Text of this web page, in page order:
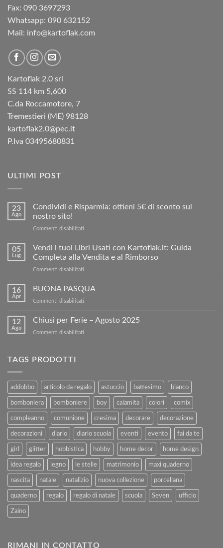
Fax: 090 3697293‬
Whatsapp: 090 632152
Mail: info@kartoflak.com
Kartoflak 2.0 srl
SS 114 km 5,600
C.da Roccamotore, 7
Tremestieri (ME) 98128
kartoflak2.0@pec.it
P.Iva 03495680831
ULTIMI POST
23
Ago
Condividi e Risparmia: ottieni 5€ di sconto sul
nostro sito!
Commenti disabilitati
Risparmia:
sconto
05
Lug
Vendi i tuoi Libri Usati con Kartoflak.it: Guida
Completa alla Vendita e al Rimborso
Commenti disabilitati
i
tuoi
con
Rimborso
16
Apr
BUONA PASQUA
Commenti disabilitati
PASQUA
12
Ago
Chiusi per Ferie – Agosto 2025
Commenti disabilitati
2025
TAGS PRODOTTI
addobbo articolo da regalo astuccio battesimo bianco
bomboniera bomboniere boy calamita colori comix
compleanno comunione cresima decorare decorazione
decorazioni diario diario scuola eventi evento fai da te
girl glitter hobbistica hobby home decor home design
idea regalo legno le stelle matrimonio maxi quaderno
nascita natale natalizio nuova collezione porcellana
quaderno regalo regalo di natale scuola Seven ufficio
Zaino
RIMANI IN CONTATTO